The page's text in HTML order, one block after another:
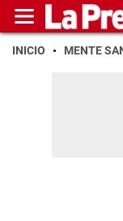
INICIO MENTE